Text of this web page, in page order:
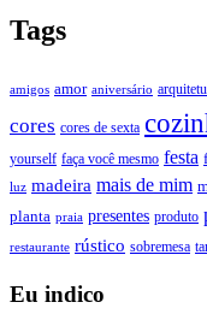
Tags
amigos amor aniversário
cores cores de sexta
yourself faça você mesmo festa
luz madeira mais de mim
planta praia presentes produto
restaurante rústico sobremesa
Eu indico